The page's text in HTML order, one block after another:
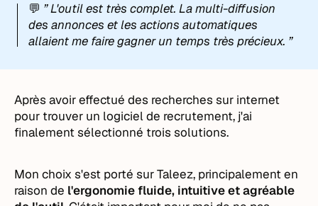
💬 ” L'outil est très complet. La multi-diffusion
des annonces et les actions automatiques
allaient me faire gagner un temps très précieux. ”
Après avoir effectué des recherches sur internet
pour trouver un logiciel de recrutement, j'ai
finalement sélectionné trois solutions.
Mon choix s'est porté sur Taleez, principalement en
raison de l'ergonomie fluide, intuitive et agréable